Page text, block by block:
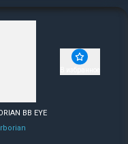
BB EYE